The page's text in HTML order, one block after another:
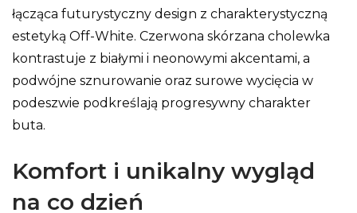
łącząca futurystyczny design z charakterystyczną
estetyką Off-White. Czerwona skórzana cholewka
kontrastuje z białymi i neonowymi akcentami, a
podwójne sznurowanie oraz surowe wycięcia w
podeszwie podkreślają progresywny charakter
buta.
Komfort i unikalny wygląd
na co dzień